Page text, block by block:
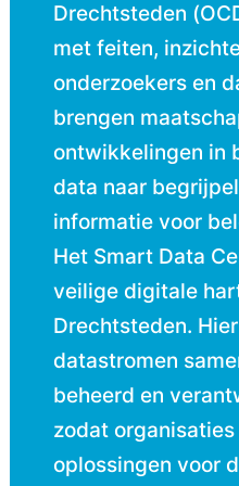
Drechtsteden
met feiten,
onderzoekers en
brengen
ontwikkelingen in
data naar
informatie voor
Het Smart Data
veilige digitale
Drechtsteden.
datastromen
beheerd en
zodat
oplossingen voor